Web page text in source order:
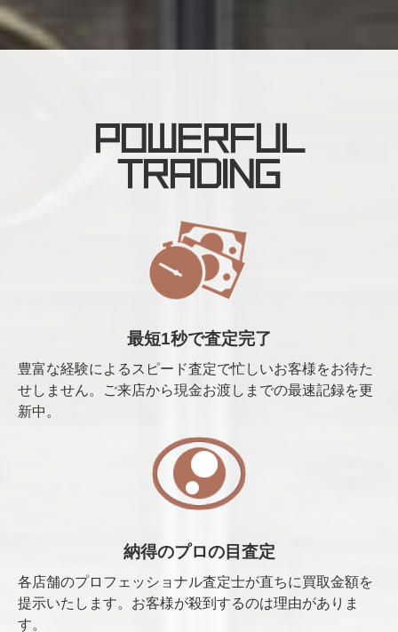
POWERFUL
TRADING
最短1秒で査定完了
豊富な経験によるスピード査定で忙しいお客様をお待た
せしません。ご来店から現金お渡しまでの最速記録を更
新中。
納得のプロの目査定
各店舗のプロフェッショナル査定士が直ちに買取金額を
提示いたします。お客様が殺到するのは理由がありま
す。